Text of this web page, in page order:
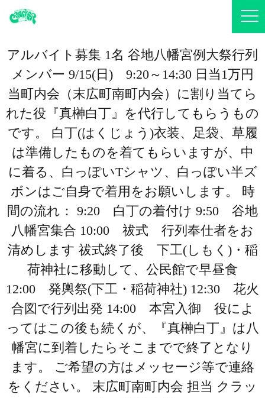
アルバイト募集 1名 谷地八幡宮例大祭行列
メンバー 9/15(日) 9:20～14:30 日当1万円
当町内会（末広町南町内会）に割り当てら
れた役『真榊白丁』を代行してもらうもの
です。 白丁(はくじょう)衣装、足袋、草履
は準備したものを着てもらいますが、中
に着る、白っぽいTシャツ、白っぽい半ズ
ボンはご自身で着用をお願いします。 時
間の流れ： 9:20 白丁の着付け 9:50 谷地
八幡宮集合 10:00 祓式 行列奉仕者をお
清めします 祓式終了後 下工(しもく)・稲
荷神社に移動して、公民館で早昼食
12:00 発輿祭(下工・稲荷神社) 12:30 花火
合図で行列出発 14:00 本宮入御 役によ
ってはこの後も続くが、『真榊白丁』は八
幡宮に到着したらそこまでで終了となり
ます。 ご希望の方はメッセージ等で連絡
をください。 末広町南町内会 担当 クラッ